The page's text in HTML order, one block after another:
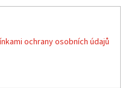
ochrany osobních údajů